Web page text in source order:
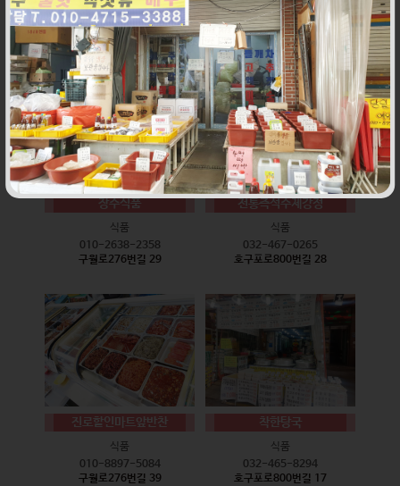
식품
010-9528-3759
구월로276번길 17
식품
032-468-6024
구월로276번길 29
장수식품
식품
010-2638-2358
구월로276번길 29
전통즉석수제강정
식품
032-467-0265
호구포로800번길 28
진로할인마트앞반찬
식품
010-8897-5084
구월로276번길 39
착한탕국
식품
032-465-8294
호구포로800번길 17